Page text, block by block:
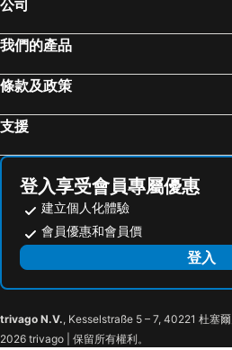
Crowne Plaza Zhuhai City Center By Ihg
Pousada Marina Infante
澳門維景酒店
澳門富豪酒店
Pullman Zhuhai
維也納三好連鎖酒店（珠海店）
Hotel Zhuhai Platinum Holiday
Fortune Century Hotel Zhuhai Hilton
Chambery Hotel
Yibo
珠海金瑞華酒店
Boya International Apartment
Poltton
Citadines Gongbei Zhuhai
羅湖口岸
東門步行街
越秀區
Cheung Chau
Tsing Yi Metro Station
葡京娛樂場
寶
上下九步行街
九龍城
番禺區
朗豪坊
荔灣區
世
東九龍
香洲
圓明新園
公司
我們的產品
條款及政策
支援
登入享受會員專屬優惠
建立個人化體驗
會員優惠和會員價
登入
trivago N.V., Kesselstraße 5 – 7, 40221 杜塞
2026 trivago | 保留所有權利。